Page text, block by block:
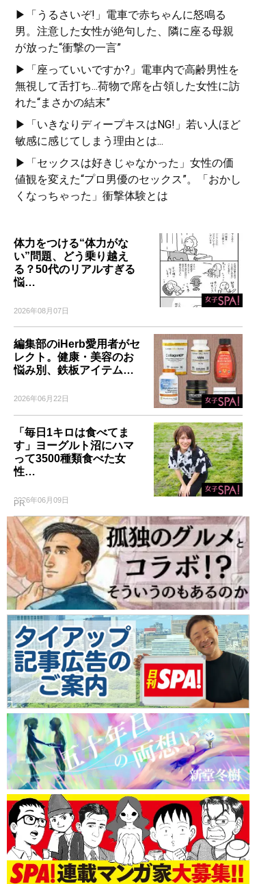
▶「うるさいぞ!」電車で赤ちゃんに怒鳴る
男。注意した女性が絶句した、隣に座る母親
が放った“衝撃の一言”
▶「座っていいですか?」電車内で高齢男性を
無視して舌打ち...荷物で席を占領した女性に訪
れた“まさかの結末”
▶「いきなりディープキスはNG!」若い人ほど
敏感に感じてしまう理由とは...
▶「セックスは好きじゃなかった」女性の価
値観を変えた“プロ男優のセックス”。「おかし
くなっちゃった」衝撃体験とは
体力をつける“体力がな
い”問題、どう乗り越え
る？50代のリアルすぎる
悩…
2026年08月07日
編集部のiHerb愛用者がセ
レクト。健康・美容のお
悩み別、鉄板アイテム…
2026年06月22日
「毎日1キロは食べてま
す」ヨーグルト沼にハマ
って3500種類食べた女
性…
2026年06月09日
PR